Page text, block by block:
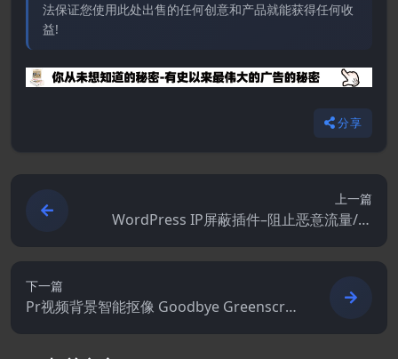
法保证您使用此处出售的任何创意和产品就能获得任何收
益!
分享
上一篇
WordPress IP屏蔽插件–阻止恶意流量/国
下一篇
Pr视频背景智能抠像 Goodbye Greenscree